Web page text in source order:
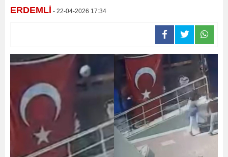
ERDEMLİ - 22-04-2026 17:34